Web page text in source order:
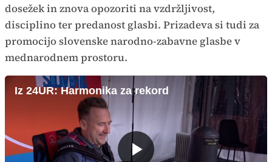
dosežek in znova opozoriti na vzdržljivost,
disciplino ter predanost glasbi. Prizadeva si tudi za
promocijo slovenske narodno-zabavne glasbe v
mednarodnem prostoru.
Iz 24UR: Harmonika za rekord